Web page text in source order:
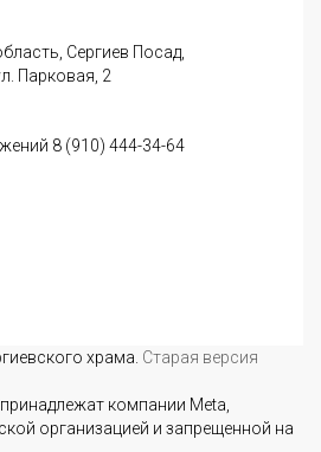
Сергиев Посад,
Парковая, 2
8 (910) 444-34-64
храма. Старая версия
компании Meta,
организацией и запрещенной на